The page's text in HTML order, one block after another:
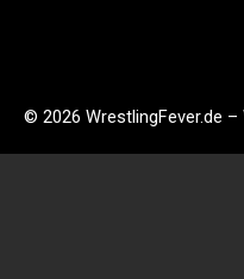
© 2026 WrestlingFever.de